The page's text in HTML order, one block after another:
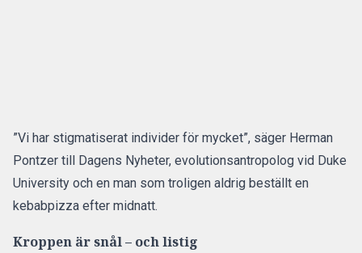
”Vi har stigmatiserat individer för mycket”, säger Herman
Pontzer till Dagens Nyheter, evolutionsantropolog vid Duke
University och en man som troligen aldrig beställt en
kebabpizza efter midnatt.
Kroppen är snål – och listig